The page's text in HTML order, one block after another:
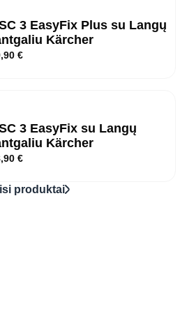
3 EasyFix Plus su Langų
Kärcher
€
3 EasyFix su Langų
Kärcher
€
produktai